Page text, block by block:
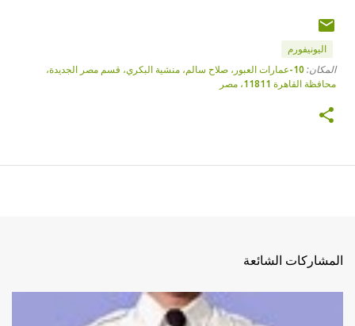
اليونيفورم
المكان:
10-عمارات العبور، صلاح سالم، منشية البكري، قسم مصر الجديدة،
محافظة القاهرة‬ 11811، مصر
المشاركات الشائعة